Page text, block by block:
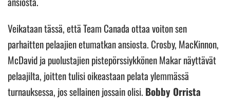
Veikataan tässä, että Team Canada ottaa voiton sen
parhaitten pelaajien etumatkan ansiosta. Crosby, MacKinnon,
McDavid ja puolustajien pistepörssiykkönen Makar näyttävät
pelaajilta, joitten tulisi oikeastaan pelata ylemmässä
turnauksessa, jos sellainen jossain olisi. Bobby Orrista